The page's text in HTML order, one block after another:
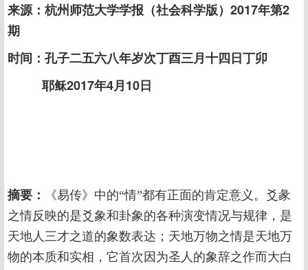
来源：杭州师范大学学报（社会科学版）2017年第2
期
时间：孔子二五六八年岁次丁酉三月十四日丁卯
耶稣2017年4月10日
摘要：
《易传》中的“情”都有正面的肯定意义。爻彖
之情反映的是爻象和卦象的各种演变情况与规律，是
天地人三才之道的象数表达；天地万物之情是天地万
物的本质和实相，它首次因为圣人的象辞之作而大白